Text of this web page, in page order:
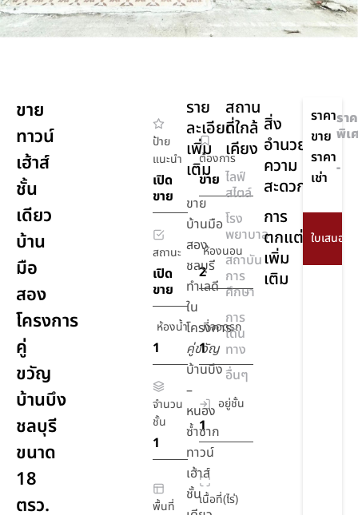
ขาย
ทาวน์
เฮ้าส์
ชั้น
เดียว
บ้าน
มือ
สอง
โครงการ
คู่
ขวัญ
บ้านบึง
ชลบุรี
ขนาด
18
ตรว.
ป้าย
แนะนำ
เปิด
ขาย
ต้องการ
ขาย
สถานะ
เปิด
ขาย
ห้องนอน
2
ห้องน้ำ
1
ที่จอดรถ
1
จำนวน
ชั้น
1
อยู่ชั้น
1
พื้นที่
เนื้อที่(ไร่)
ราย
ละเอียด
เพิ่ม
เติม
ขาย
บ้านมือ
สอง
ชลบุรี
ทำเลดี
ใน
โครงการ
คู่ขวัญ
บ้านบึง
–
หนอง
ซ้ำซาก
ทาวน์
เฮ้าส์
ชั้น
สถาน
ที่ใกล้
เคียง
ไลฟ์
สไตล์
โรง
พยาบาล
สถาบัน
การ
ศึกษา
การ
เดิน
ทาง
อื่นๆ
สิ่ง
อำนวย
ความ
สะดวก
การ
ตกแต่ง
เพิ่ม
เติม
ราคา
ขาย
รา
พิเ
ราคา
เช่า
-